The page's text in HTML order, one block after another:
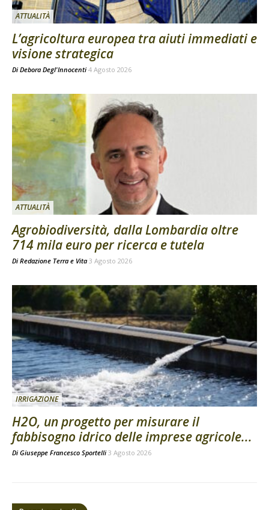
ATTUALITÀ
L’agricoltura europea tra aiuti immediati e
visione strategica
Di Debora Degl'Innocenti 4 Agosto 2026
ATTUALITÀ
Agrobiodiversità, dalla Lombardia oltre
714 mila euro per ricerca e tutela
Di Redazione Terra e Vita 3 Agosto 2026
IRRIGAZIONE
H2O, un progetto per misurare il
fabbisogno idrico delle imprese agricole...
Di Giuseppe Francesco Sportelli 3 Agosto 2026